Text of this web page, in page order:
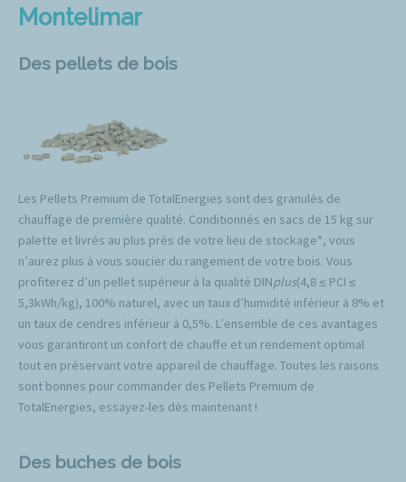
Montelimar
Des pellets de bois
Les Pellets Premium de TotalEnergies sont des granulés de
chauffage de première qualité. Conditionnés en sacs de 15 kg sur
palette et livrés au plus près de votre lieu de stockage*, vous
n’aurez plus à vous soucier du rangement de votre bois. Vous
profiterez d’un pellet supérieur à la qualité DINplus(4,8 ≤ PCI ≤
5,3kWh/kg), 100% naturel, avec un taux d’humidité inférieur à 8% et
un taux de cendres inférieur à 0,5%. L’ensemble de ces avantages
vous garantiront un confort de chauffe et un rendement optimal
tout en préservant votre appareil de chauffage. Toutes les raisons
sont bonnes pour commander des Pellets Premium de
TotalEnergies, essayez-les dès maintenant !
Des buches de bois